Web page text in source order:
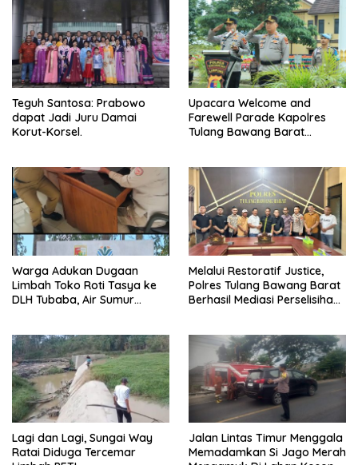
Teguh Santosa: Prabowo
dapat Jadi Juru Damai
Korut-Korsel.
Upacara Welcome and
Farewell Parade Kapolres
Tulang Bawang Barat
Warga Adukan Dugaan
Limbah Toko Roti Tasya ke
DLH Tubaba, Air Sumur
Melalui Restoratif Justice,
Polres Tulang Bawang Barat
Berhasil Mediasi Perselisihan
Lagi dan Lagi, Sungai Way
Ratai Diduga Tercemar
Jalan Lintas Timur Menggala
Memadamkan Si Jago Merah